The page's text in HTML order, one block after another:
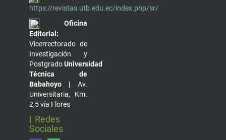
https://revistas.utb.edu.ec/index.php/sr/
Oficina
Editorial:
Vicerrectorado de
Investigación y
PostgradoUniversidad
Técnica de
Babahoyo | Av.
Universitaria, Km.
2,5 vía Flores
| Redes
Sociales